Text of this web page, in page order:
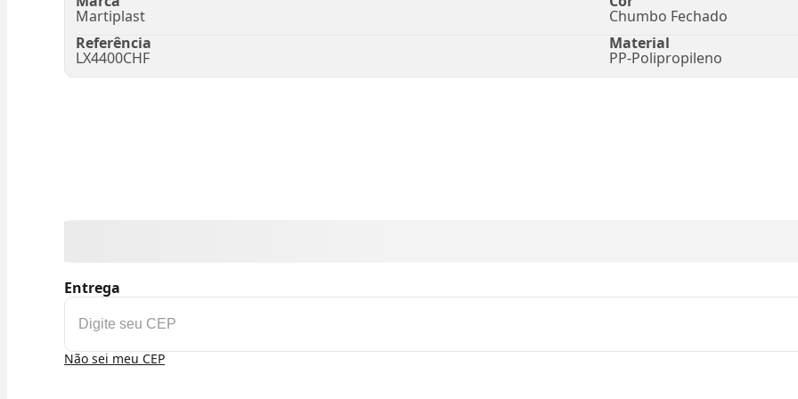
Martiplast
Chumbo Fechado
Referência
LX4400CHF
Material
PP-Polipropileno
Entrega
Não sei meu CEP